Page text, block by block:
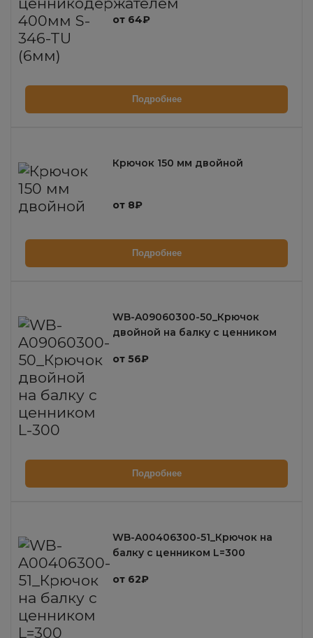
от 64₽
Подробнее
Крючок 150 мм двойной
от 8₽
Подробнее
WB-A09060300-50_Крючок
двойной на балку с ценником
от 56₽
Подробнее
WB-A00406300-51_Крючок на
балку с ценником L=300
от 62₽